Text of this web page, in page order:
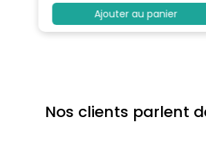
Ajouter au panier
Nos clients parlent